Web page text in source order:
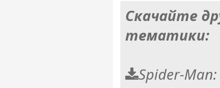
Скачайте
тематики:
Spider-